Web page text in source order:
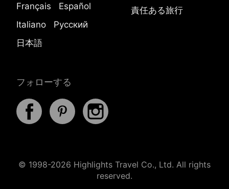
Français
Español
Italiano
Русский
日本語
フォローする
責任ある旅行
© 1998-2026 Highlights Travel Co., Ltd. All rights
reserved.